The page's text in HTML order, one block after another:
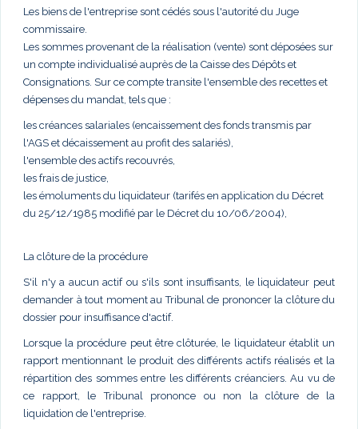
Les biens de l'entreprise sont cédés sous l'autorité du Juge
commissaire.
Les sommes provenant de la réalisation (vente) sont déposées sur
un compte individualisé auprès de la Caisse des Dépôts et
Consignations. Sur ce compte transite l'ensemble des recettes et
dépenses du mandat, tels que :
les créances salariales (encaissement des fonds transmis par
l'AGS et décaissement au profit des salariés),
l'ensemble des actifs recouvrés,
les frais de justice,
les émoluments du liquidateur (tarifés en application du Décret
du 25/12/1985 modifié par le Décret du 10/06/2004),
La clôture de la procédure
S'il n'y a aucun actif ou s'ils sont insuffisants, le liquidateur peut
demander à tout moment au Tribunal de prononcer la clôture du
dossier pour insuffisance d'actif.
Lorsque la procédure peut être clôturée, le liquidateur établit un
rapport mentionnant le produit des différents actifs réalisés et la
répartition des sommes entre les différents créanciers. Au vu de
ce rapport, le Tribunal prononce ou non la clôture de la
liquidation de l'entreprise.